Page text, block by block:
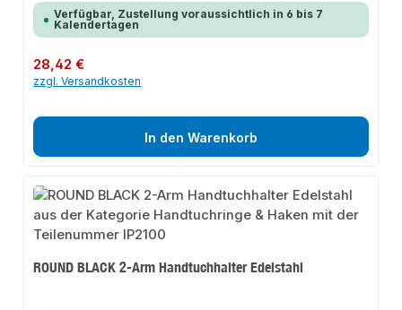
Verfügbar, Zustellung voraussichtlich in 6 bis 7
Kalendertagen
Regulärer Preis:
28,42 €
zzgl. Versandkosten
In den Warenkorb
ROUND BLACK 2-Arm Handtuchhalter Edelstahl